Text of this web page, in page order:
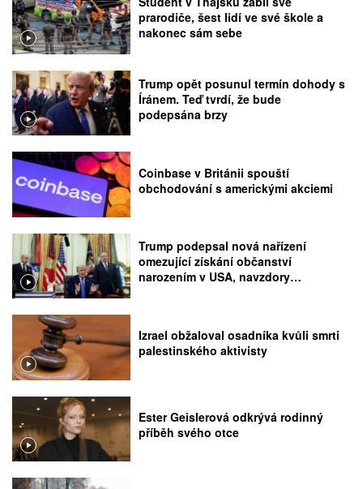
prarodiče, šest lidí ve své škole a
nakonec sám sebe
Trump opět posunul termín dohody s
Íránem. Teď tvrdí, že bude
podepsána brzy
Coinbase v Británii spouští
obchodování s americkými akciemi
Trump podepsal nová nařízení
omezující získání občanství
narozením v USA, navzdory
Izrael obžaloval osadníka kvůli smrti
palestinského aktivisty
Ester Geislerová odkrývá rodinný
příběh svého otce